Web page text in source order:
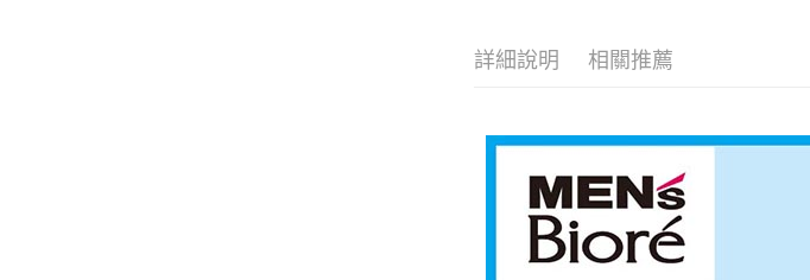
詳細說明 相關推薦